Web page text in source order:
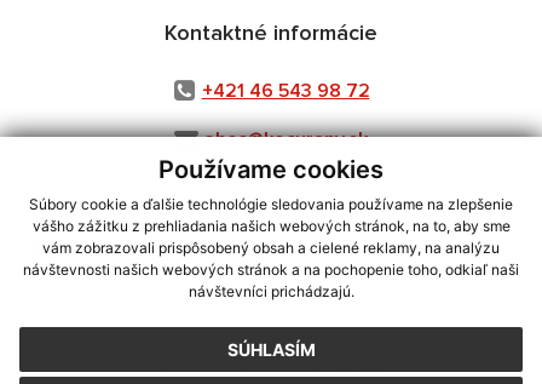
Používame cookies
Súbory cookie a ďalšie technológie sledovania používame na zlepšenie
vášho zážitku z prehliadania našich webových stránok, na to, aby sme
vám zobrazovali prispôsobený obsah a cielené reklamy, na analýzu
návštevnosti našich webových stránok a na pochopenie toho, odkiaľ naši
návštevníci prichádzajú.
SÚHLASÍM
Kontaktné informácie
+421 46 543 98 72
obec@kocurany.sk
využite možnosť získavania aktuálnych informácií s využitím RSS
CMS systém (redakčný) systém ECHELON 2,Mapa stránok,web portál
webex.digital, s.r.o.,domény,registrácia domény
Posledná aktualizácia:07.08.2026